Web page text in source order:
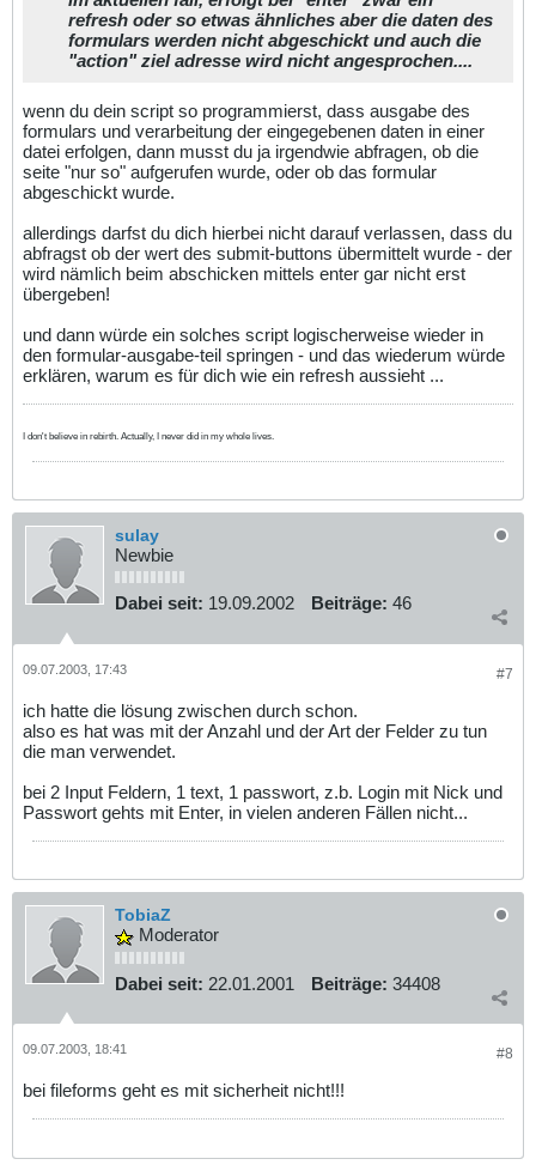
refresh oder so etwas ähnliches aber die daten des
formulars werden nicht abgeschickt und auch die
"action" ziel adresse wird nicht angesprochen....
wenn du dein script so programmierst, dass ausgabe des
formulars und verarbeitung der eingegebenen daten in einer
datei erfolgen, dann musst du ja irgendwie abfragen, ob die
seite "nur so" aufgerufen wurde, oder ob das formular
abgeschickt wurde.
allerdings darfst du dich hierbei nicht darauf verlassen, dass du
abfragst ob der wert des submit-buttons übermittelt wurde - der
wird nämlich beim abschicken mittels enter gar nicht erst
übergeben!
und dann würde ein solches script logischerweise wieder in
den formular-ausgabe-teil springen - und das wiederum würde
erklären, warum es für dich wie ein refresh aussieht ...
I don't believe in rebirth. Actually, I never did in my whole lives.
sulay
Newbie
Dabei seit: 19.09.2002 Beiträge: 46
#7
09.07.2003, 17:43
ich hatte die lösung zwischen durch schon.
also es hat was mit der Anzahl und der Art der Felder zu tun
die man verwendet.
bei 2 Input Feldern, 1 text, 1 passwort, z.b. Login mit Nick und
Passwort gehts mit Enter, in vielen anderen Fällen nicht...
TobiaZ
Moderator
Dabei seit: 22.01.2001 Beiträge: 34408
#8
09.07.2003, 18:41
bei fileforms geht es mit sicherheit nicht!!!